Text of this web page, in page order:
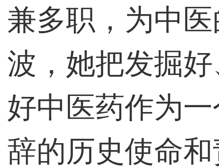
兼多职，为中
波，她把发掘
好中医药作为
辞的历史使命